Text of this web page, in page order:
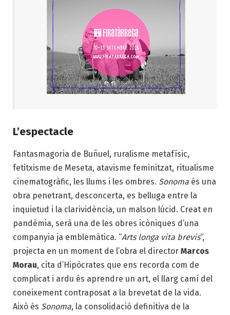
L’espectacle
Fantasmagoria de Buñuel, ruralisme metafísic,
fetitxisme de Meseta, atavisme feminitzat, ritualisme
cinematogràfic, les llums i les ombres. Sonoma és una
obra penetrant, desconcerta, es belluga entre la
inquietud i la clarividència, un malson lúcid. Creat en
pandèmia, serà una de les obres icòniques d’una
companyia ja emblemàtica. “Arts longa vita brevis“,
projecta en un moment de l’obra el director Marcos
Morau, cita d’Hipòcrates que ens recorda com de
complicat i ardu és aprendre un art, el llarg camí del
coneixement contraposat a la brevetat de la vida.
Això és Sonoma, la consolidació definitiva de la